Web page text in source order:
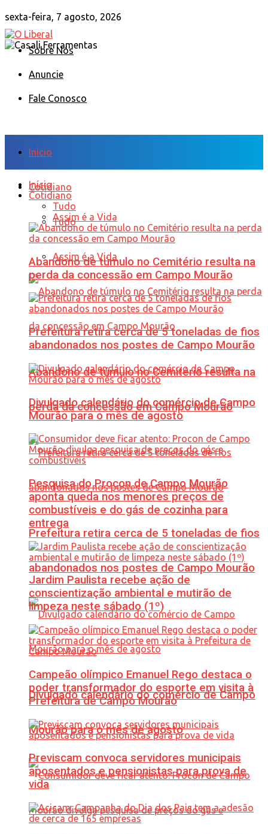
sexta-feira, 7 agosto, 2026
Sobre Nós
Anuncie
Fale Conosco
Início
Cotidiano
Tudo
Assim é a Vida
Abandono de túmulo no Cemitério resulta na
perda da concessão em Campo Mourão
Prefeitura retira cerca de 5 toneladas de fios
abandonados nos postes de Campo Mourão
Divulgado calendário do comércio de Campo
Mourão para o mês de agosto
Início
Cotidiano
Tudo
Assim é a Vida
Abandono de túmulo no Cemitério resulta na
perda da concessão em Campo Mourão
Prefeitura retira cerca de 5 toneladas de fios
abandonados nos postes de Campo Mourão
Divulgado calendário do comércio de Campo
Mourão para o mês de agosto
Pesquisa do Procon de Campo Mourão
aponta queda nos menores preços de
combustíveis e do gás de cozinha para
entrega
Jardim Paulista recebe ação de
conscientização ambiental e mutirão de
limpeza neste sábado (1º)
Campeão olímpico Emanuel Rego destaca o
poder transformador do esporte em visita à
Prefeitura de Campo Mourão
Previscam convoca servidores municipais
aposentados e pensionistas para prova de
vida